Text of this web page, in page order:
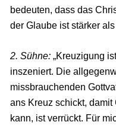
bedeuten, dass das
der Glaube ist stärker als
2. Sühne:„Kreuzigung
inszeniert. Die
missbrauchenden
ans Kreuz schickt,
kann, ist verrückt. Für